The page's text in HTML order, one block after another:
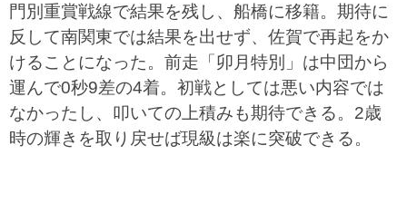
門別重賞戦線で結果を残し、船橋に移籍。期待に
反して南関東では結果を出せず、佐賀で再起をか
けることになった。前走「卯月特別」は中団から
運んで0秒9差の4着。初戦としては悪い内容では
なかったし、叩いての上積みも期待できる。2歳
時の輝きを取り戻せば現級は楽に突破できる。